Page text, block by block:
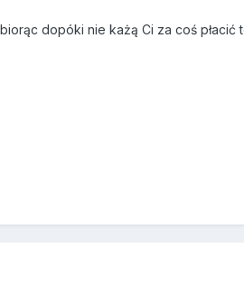
dopóki nie każą Ci za coś płacić